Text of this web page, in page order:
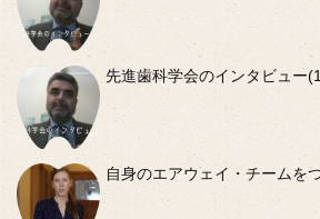
先進歯科学会のインタビュー
自身のエアウェイ・チームを